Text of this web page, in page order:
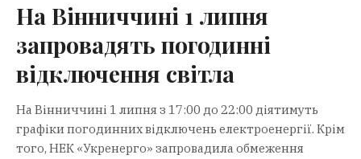
На Вінниччині 1 липня
запровадять погодинні
відключення світла
На Вінниччині 1 липня з 17:00 до 22:00 діятимуть
графіки погодинних відключень електроенергії. Крім
того, НЕК «Укренерго» запровадила обмеження